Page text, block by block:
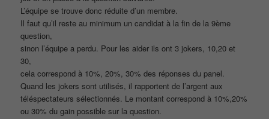
L’équipe se trouve donc réduite d’un membre.
Il faut qu’il reste au minimum un candidat à la fin de la 9ème
question,
sinon l’équipe a perdu. Pour les aider ils ont 3 jokers, 10,20 et
30,
cela correspond à 10%, 20%, 30% des réponses du panel.
Quand les jokers sont utilisés, il rapportent de l’argent aux
téléspectateurs sélectionnés. Le montant correspond à 10%,20%
ou 30% du gain possible sur la question.